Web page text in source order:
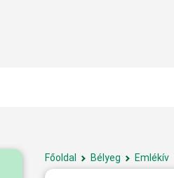
Főoldal Bélyeg Emlékív